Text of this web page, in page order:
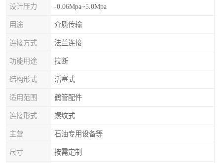
设计压力 -0.06Mpa~5.0Mpa
用途 介质传输
连接方式 法兰连接
功能用途 拉断
结构形式 活塞式
适用范围 鹤管配件
连接形式 螺纹式
主营 石油专用设备等
尺寸 按需定制